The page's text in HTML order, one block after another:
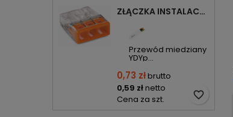
ZŁĄCZKA INSTALACYJNA 3X COMPACT POMARAŃCZOWA 2273-203 WAGO
Przewód miedziany
YDYp...
0,73 złbrutto
0,59 złnetto
Cena za szt.
favorite_border